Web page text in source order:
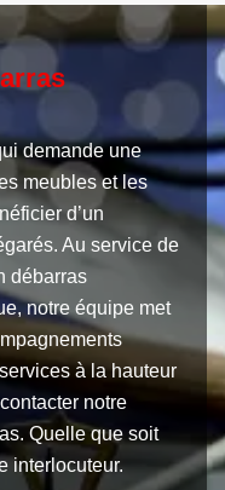
demande une
meubles et les
d’un
Au service de
débarras
notre équipe met
à la hauteur
notre
Quelle que soit
interlocuteur.